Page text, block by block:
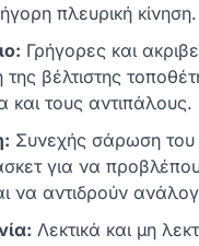
πλευρική κίνηση.
Γρήγορες και
της βέλτιστης
και τους αντιπάλους.
Συνεχής σάρωση του
για να
να αντιδρούν
Λεκτικά και μη